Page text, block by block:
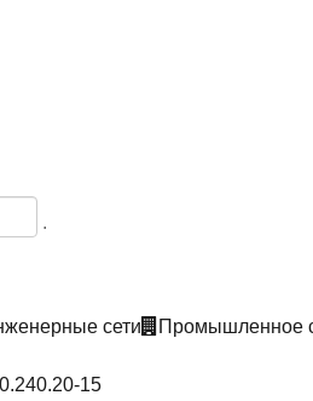
.
сети
Промышленное
15